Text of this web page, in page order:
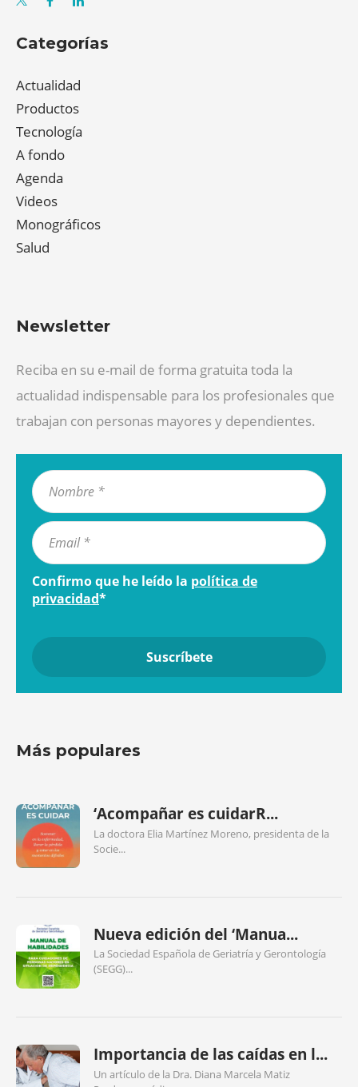
Categorías
Actualidad
Productos
Tecnología
A fondo
Agenda
Videos
Monográficos
Salud
Newsletter
Reciba en su e-mail de forma gratuita toda la
actualidad indispensable para los profesionales que
trabajan con personas mayores y dependientes.
Confirmo que he leído la política de
privacidad*
Más populares
‘Acompañar es cuidarR...
La doctora Elia Martínez Moreno, presidenta de la
Socie...
Nueva edición del ‘Manua...
La Sociedad Española de Geriatría y Gerontología
(SEGG)...
Importancia de las caídas en l...
Un artículo de la Dra. Diana Marcela Matiz